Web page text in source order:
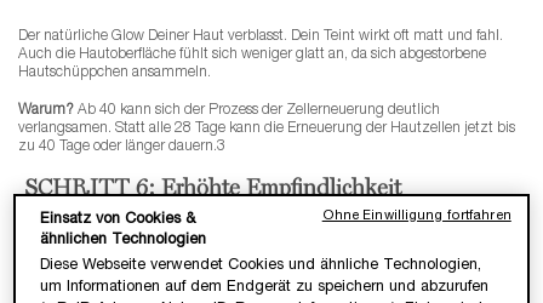
Der natürliche Glow Deiner Haut verblasst. Dein Teint wirkt oft matt und fahl.
Auch die Hautoberfläche fühlt sich weniger glatt an, da sich abgestorbene
Hautschüppchen ansammeln.
Warum? Ab 40 kann sich der Prozess der Zellerneuerung deutlich
verlangsamen. Statt alle 28 Tage kann die Erneuerung der Hautzellen jetzt bis
zu 40 Tage oder länger dauern.3
SCHRITT 6: Erhöhte Empfindlichkeit
Deine Haut entwickelt sich zu einem echten Sensibelchen und neigt zu
neuenHautpflegeprodukts.
Einsatz von Cookies &
ähnlichen Technologien
Diese Webseite verwendet Cookies und ähnliche Technologien,
um Informationen auf dem Endgerät zu speichern und abzurufen
Ohne Einwilligung fortfahren